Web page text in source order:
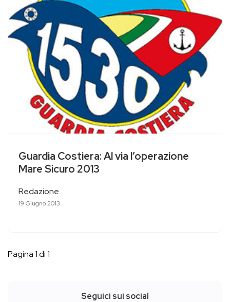
Guardia Costiera: Al via l’operazione
Mare Sicuro 2013
Redazione
19 Giugno 2013
Pagina 1 di 1
Seguici sui social